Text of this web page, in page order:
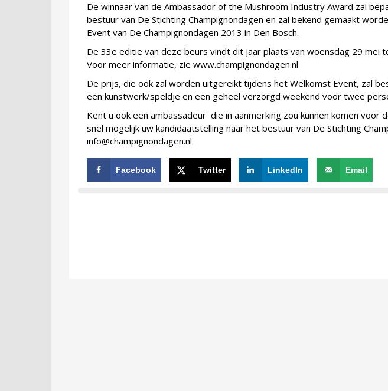
De winnaar van de Ambassador of the Mushroom Industry Award zal
bestuur van De Stichting Champignondagen en zal bekend gemaakt
Event van De Champignondagen 2013 in Den Bosch.
De 33e editie van deze beurs vindt dit jaar plaats van woensdag 29 mei
Voor meer informatie, zie www.champignondagen.nl
De prijs, die ook zal worden uitgereikt tijdens het Welkomst Event, zal
een kunstwerk/speldje en een geheel verzorgd weekend voor twee
Kent u ook een ambassadeur die in aanmerking zou kunnen komen voor
snel mogelijk uw kandidaatstelling naar het bestuur van De Stichting
info@champignondagen.nl
Facebook Twitter LinkedIn Email